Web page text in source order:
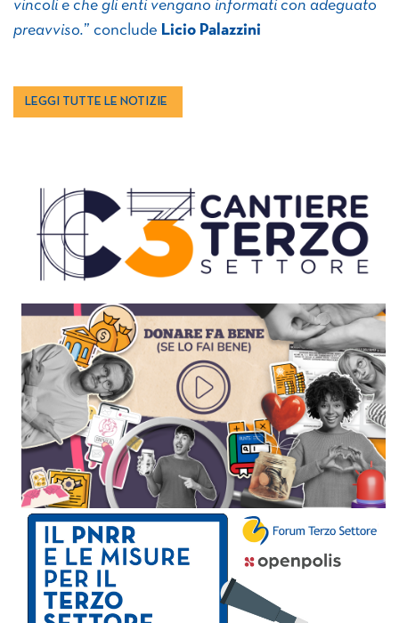
vincoli e che gli enti vengano informati con adeguato
preavviso.” conclude Licio Palazzini
LEGGI TUTTE LE NOTIZIE